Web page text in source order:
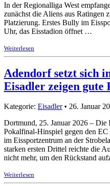
In der Regionalliga West
zunächst die Aliens aus Ratingen
Platzierung. Erstes Bully im
Uhr, das Eisstadion öffnet …
Weiterlesen
Adendorf setzt sich
Eisadler zeigen gute
Kategorie: Eisadler• 26. Januar
Dortmund, 25. Januar 2026 – Die
Pokalfinal-Hinspiel gegen den
im Eissportzentrum an der
starken ersten Drittel reichte die
nicht mehr, um den Rückstand
Weiterlesen